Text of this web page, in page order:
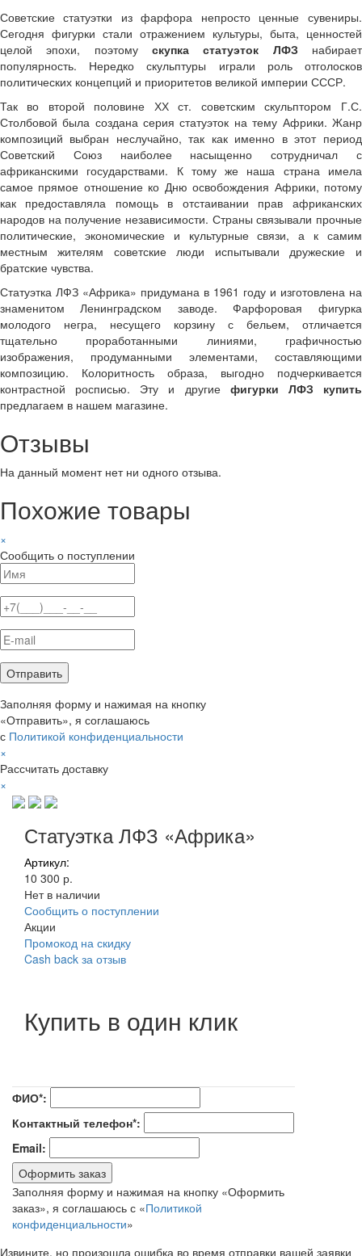
Советские статуэтки из фарфора непросто ценные сувениры.
Сегодня фигурки стали отражением культуры, быта, ценностей
целой эпохи, поэтому скупка статуэток ЛФЗ набирает
популярность. Нередко скульптуры играли роль отголосков
политических концепций и приоритетов великой империи СССР.
Так во второй половине ХХ ст. советским скульптором Г.С.
Столбовой была создана серия статуэток на тему Африки. Жанр
композиций выбран неслучайно, так как именно в этот период
Советский Союз наиболее насыщенно сотрудничал с
африканскими государствами. К тому же наша страна имела
самое прямое отношение ко Дню освобождения Африки, потому
как предоставляла помощь в отстаивании прав африканских
народов на получение независимости. Страны связывали прочные
политические, экономические и культурные связи, а к самим
местным жителям советские люди испытывали дружеские и
братские чувства.
Статуэтка ЛФЗ «Африка» придумана в 1961 году и изготовлена на
знаменитом Ленинградском заводе. Фарфоровая фигурка
молодого негра, несущего корзину с бельем, отличается
тщательно проработанными линиями, графичностью
изображения, продуманными элементами, составляющими
композицию. Колоритность образа, выгодно подчеркивается
контрастной росписью. Эту и другие фигурки ЛФЗ купить
предлагаем в нашем магазине.
Отзывы
На данный момент нет ни одного отзыва.
Похожие товары
×
Сообщить о поступлении
Заполняя форму и нажимая на кнопку
«Отправить», я соглашаюсь
с Политикой конфиденциальности
×
Рассчитать доставку
×
Статуэтка ЛФЗ «Африка»
Артикул:
10 300 р.
Нет в наличии
Сообщить о поступлении
Акции
Промокод на скидку
Cash back за отзыв
Купить в один клик
ФИО*:
Контактный телефон*:
Email:
Оформить заказ
Заполняя форму и нажимая на кнопку «Оформить
заказ», я соглашаюсь с «Политикой
конфиденциальности»
Извините, но произошла ошибка во время отправки вашей заявки